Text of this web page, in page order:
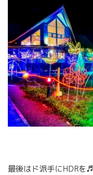
最後はド派手にHDRを♬